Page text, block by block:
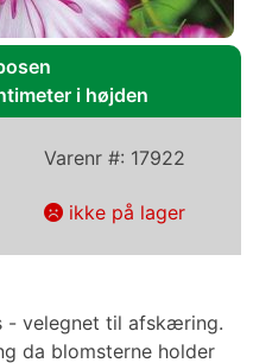
- velegnet til afskæring.
da blomsterne holder
Varenr #: 17922
ikke på lager
i højden